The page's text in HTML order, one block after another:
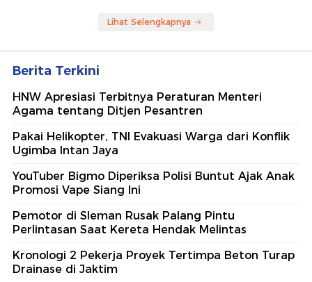
Lihat Selengkapnya
Berita Terkini
HNW Apresiasi Terbitnya Peraturan Menteri
Agama tentang Ditjen Pesantren
Pakai Helikopter, TNI Evakuasi Warga dari Konflik
Ugimba Intan Jaya
YouTuber Bigmo Diperiksa Polisi Buntut Ajak Anak
Promosi Vape Siang Ini
Pemotor di Sleman Rusak Palang Pintu
Perlintasan Saat Kereta Hendak Melintas
Kronologi 2 Pekerja Proyek Tertimpa Beton Turap
Drainase di Jaktim